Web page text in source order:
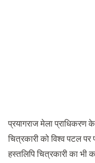
प्रयागराज मेला प्राधिकरण के
चित्रकारी को विश्व पटल
हस्तलिपि चित्रकारी का भी